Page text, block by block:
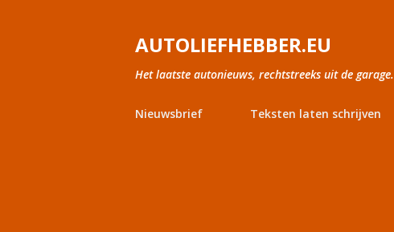
AUTOLIEFHEBBER.EU
Het laatste autonieuws, rechtstreeks uit de garage.
Nieuwsbrief Teksten laten schrijven